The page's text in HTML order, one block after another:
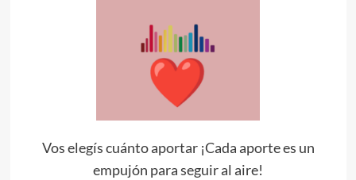
Vos elegís cuánto aportar ¡Cada aporte es un
empujón para seguir al aire!